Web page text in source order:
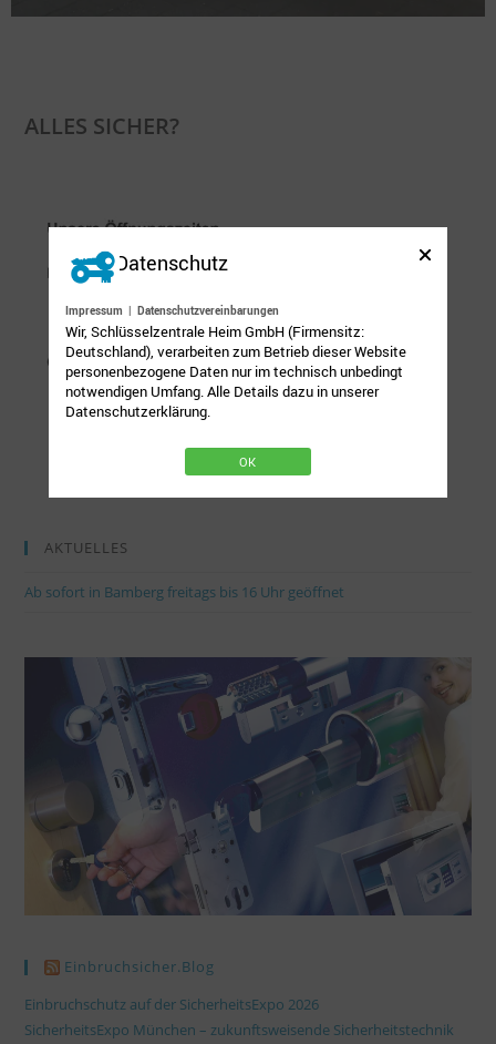
ALLES SICHER?
AKTUELLES
Ab sofort in Bamberg freitags bis 16 Uhr geöffnet
Einbruchsicher.blog
Einbruchschutz auf der SicherheitsExpo 2026
SicherheitsExpo München – zukunftsweisende Sicherheitstechnik
Datenschutz
Impressum | Datenschutzvereinbarungen
Wir, Schlüsselzentrale Heim GmbH (Firmensitz:
Deutschland), verarbeiten zum Betrieb dieser Website
personenbezogene Daten nur im technisch unbedingt
notwendigen Umfang. Alle Details dazu in unserer
Datenschutzerklärung.
OK